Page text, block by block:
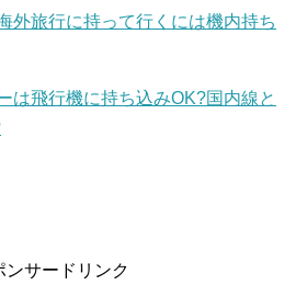
外旅行に持って行くには機内持ち
は飛行機に持ち込みOK?国内線と
ンサードリンク